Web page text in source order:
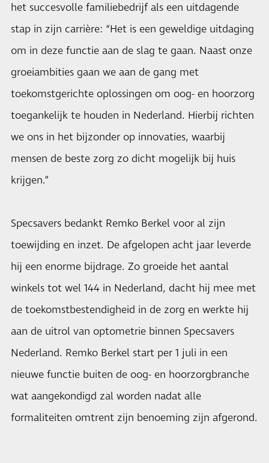
het succesvolle familiebedrijf als een uitdagende
stap in zijn carrière: “Het is een geweldige uitdaging
om in deze functie aan de slag te gaan. Naast onze
groeiambities gaan we aan de gang met
toekomstgerichte oplossingen om oog- en hoorzorg
toegankelijk te houden in Nederland. Hierbij richten
we ons in het bijzonder op innovaties, waarbij
mensen de beste zorg zo dicht mogelijk bij huis
krijgen.”
Specsavers bedankt Remko Berkel voor al zijn
toewijding en inzet. De afgelopen acht jaar leverde
hij een enorme bijdrage. Zo groeide het aantal
winkels tot wel 144 in Nederland, dacht hij mee met
de toekomstbestendigheid in de zorg en werkte hij
aan de uitrol van optometrie binnen Specsavers
Nederland. Remko Berkel start per 1 juli in een
nieuwe functie buiten de oog- en hoorzorgbranche
wat aangekondigd zal worden nadat alle
formaliteiten omtrent zijn benoeming zijn afgerond.